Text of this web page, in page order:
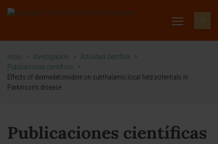
Inicio > Investigación > Actividad científica
>
Publicaciones científicas
>
Effects of dexmedetomidine on subthalamic local field potentials in
Parkinson's disease
Publicaciones científicas